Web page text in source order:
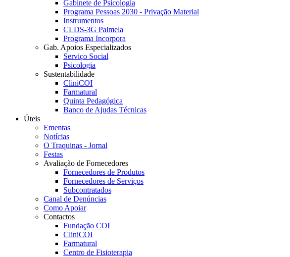
Gabinete de Psicologia
Programa Pessoas 2030 - Privação Material
Instrumentos
CLDS-3G Palmela
Programa Incorpora
Gab. Apoios Especializados
Serviço Social
Psicologia
Sustentabilidade
CliniCOI
Farmatural
Quinta Pedagógica
Banco de Ajudas Técnicas
Úteis
Ementas
Notícias
O Traquinas - Jornal
Festas
Avaliação de Fornecedores
Fornecedores de Produtos
Fornecedores de Serviços
Subcontratados
Canal de Denúncias
Como Apoiar
Contactos
Fundação COI
CliniCOI
Farmatural
Centro de Fisioterapia